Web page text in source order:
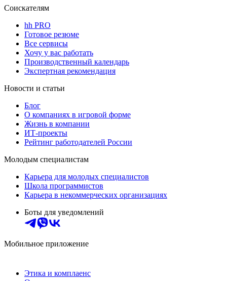
Соискателям
hh PRO
Готовое резюме
Все сервисы
Хочу у вас работать
Производственный календарь
Экспертная рекомендация
Новости и статьи
Блог
О компаниях в игровой форме
Жизнь в компании
ИТ-проекты
Рейтинг работодателей России
Молодым специалистам
Карьера для молодых специалистов
Школа программистов
Карьера в некоммерческих организациях
Боты для уведомлений
Мобильное приложение
Этика и комплаенс